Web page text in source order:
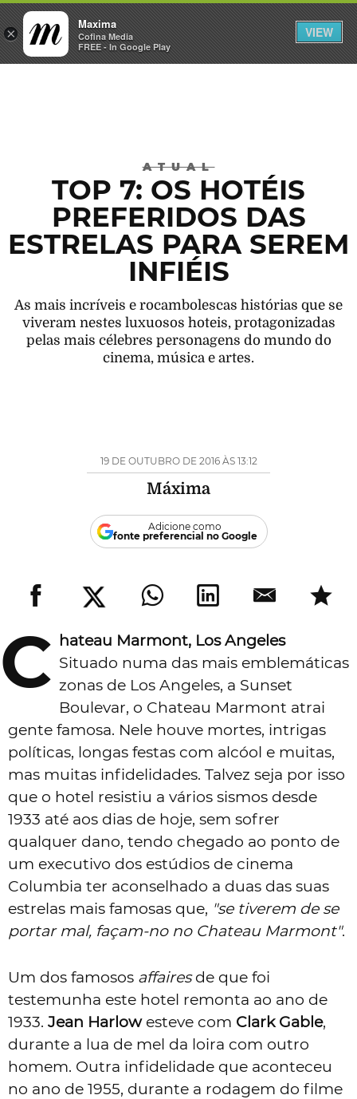
×
Maxima
Cofina Media
FREE - In Google Play
VIEW
INICIAR SESSÃO
ATUAL
TOP 7: OS HOTÉIS
PREFERIDOS DAS
ESTRELAS PARA SEREM
INFIÉIS
As mais incríveis e rocambolescas histórias que se
viveram nestes luxuosos hoteis, protagonizadas
pelas mais célebres personagens do mundo do
cinema, música e artes.
19 DE OUTUBRO DE 2016 ÀS 13:12
Máxima
Adicione como
fonte preferencial no Google
C hateau Marmont, Los Angeles
Situado numa das mais emblemáticas
zonas de Los Angeles, a Sunset
Boulevar, o Chateau Marmont atrai
gente famosa. Nele houve mortes, intrigas
políticas, longas festas com alcóol e muitas,
mas muitas infidelidades. Talvez seja por isso
que o hotel resistiu a vários sismos desde
1933 até aos dias de hoje, sem sofrer
qualquer dano, tendo chegado ao ponto de
um executivo dos estúdios de cinema
Columbia ter aconselhado a duas das suas
estrelas mais famosas que, "se tiverem de se
portar mal, façam-no no Chateau Marmont".
Um dos famosos affairesde que foi
testemunha este hotel remonta ao ano de
1933. Jean Harlowesteve com Clark Gable,
durante a lua de mel da loira com outro
homem. Outra infidelidade que aconteceu
no ano de 1955, durante a rodagem do filme